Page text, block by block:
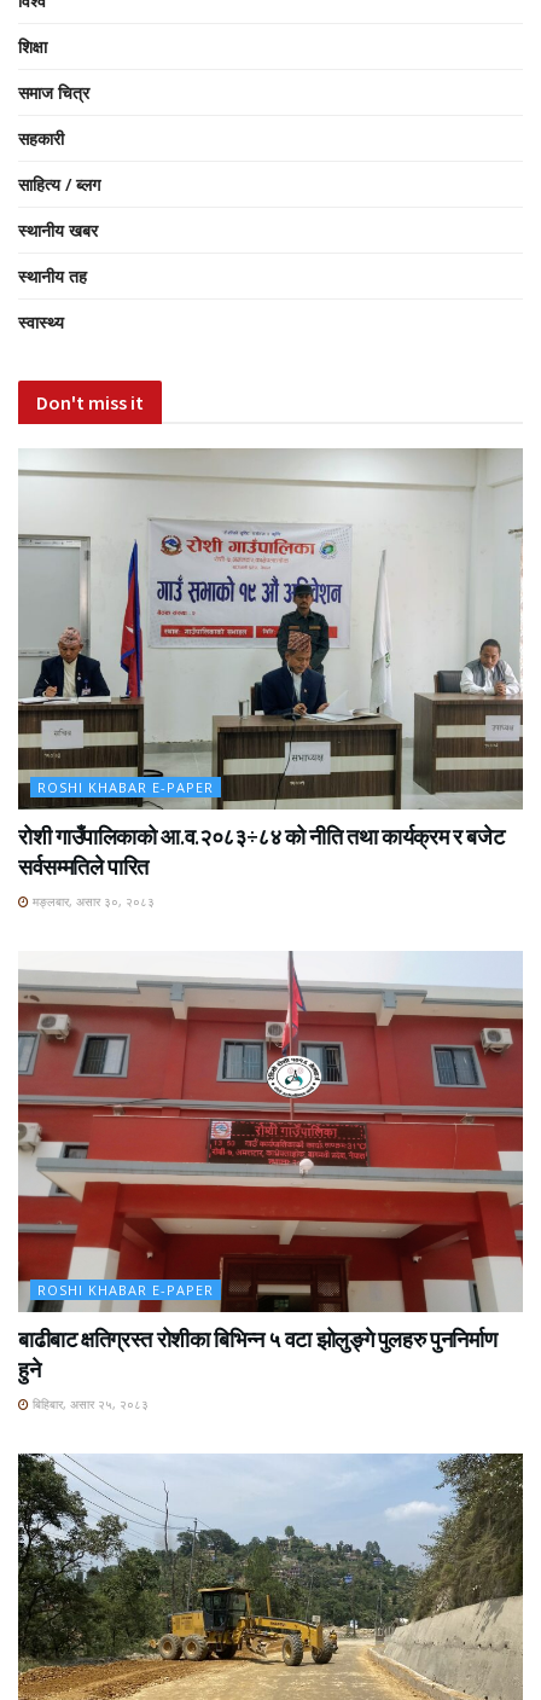
शिक्षा
समाज चित्र
सहकारी
साहित्य / ब्लग
स्थानीय खबर
स्थानीय तह
स्वास्थ्य
Don't miss it
ROSHI KHABAR E-PAPER
रोशी गाउँपालिकाको आ.व.२०८३÷८४ को नीति तथा कार्यक्रम र बजेट
सर्वसम्मतिले पारित
मङ्लबार, असार ३०, २०८३
ROSHI KHABAR E-PAPER
बाढीबाट क्षतिग्रस्त रोशीका बिभिन्न ५ वटा झोलुङ्गे पुलहरु पुननिर्माण
हुने
बिहिबार, असार २५, २०८३